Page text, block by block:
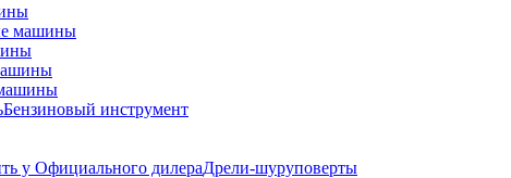
машины
Бензиновый инструмент
Дрели-шуруповерты